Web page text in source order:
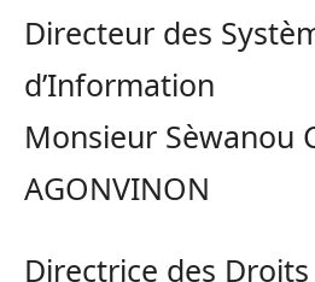
Directeur des
d’Information
Monsieur Sèwanou
AGONVINON
Directrice des